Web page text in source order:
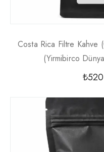
Costa Rica Filtre Kahve
(Yirmibirco
₺